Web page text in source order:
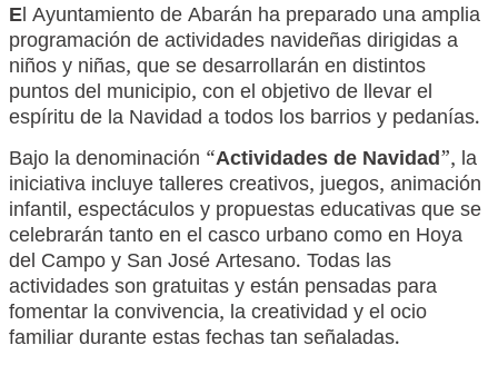
El Ayuntamiento de Abarán ha preparado una amplia
programación de actividades navideñas dirigidas a
niños y niñas, que se desarrollarán en distintos
puntos del municipio, con el objetivo de llevar el
espíritu de la Navidad a todos los barrios y pedanías.
Bajo la denominación “Actividades de Navidad”, la
iniciativa incluye talleres creativos, juegos, animación
infantil, espectáculos y propuestas educativas que se
celebrarán tanto en el casco urbano como en Hoya
del Campo y San José Artesano. Todas las
actividades son gratuitas y están pensadas para
fomentar la convivencia, la creatividad y el ocio
familiar durante estas fechas tan señaladas.